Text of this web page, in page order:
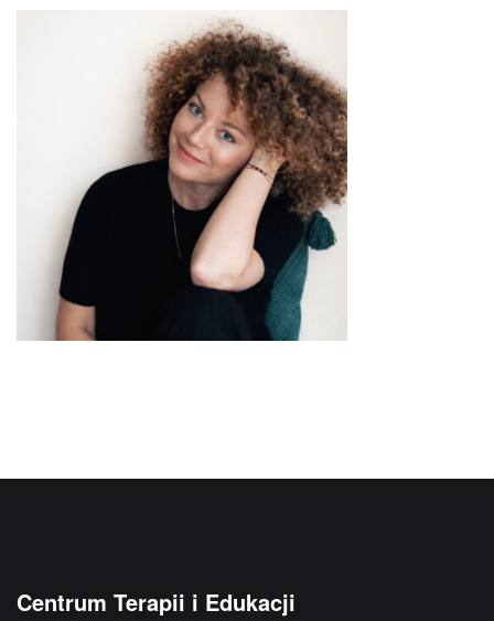
Centrum Terapii i Edukacji